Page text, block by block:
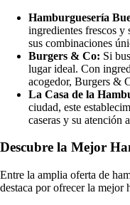
Hamburguesería
ingredientes frescos y
sus combinaciones
Burgers & Co: Si
lugar ideal. Con
acogedor, Burgers &
La Casa de la
ciudad, este
caseras y su atención
Descubre la Mejor
Entre la amplia oferta de
destaca por ofrecer la mejor